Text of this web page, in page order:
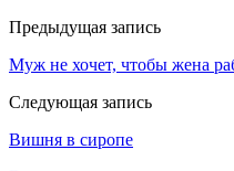
Предыдущая запись
Муж не хочет, чтобы жена
Следующая запись
Вишня в сиропе